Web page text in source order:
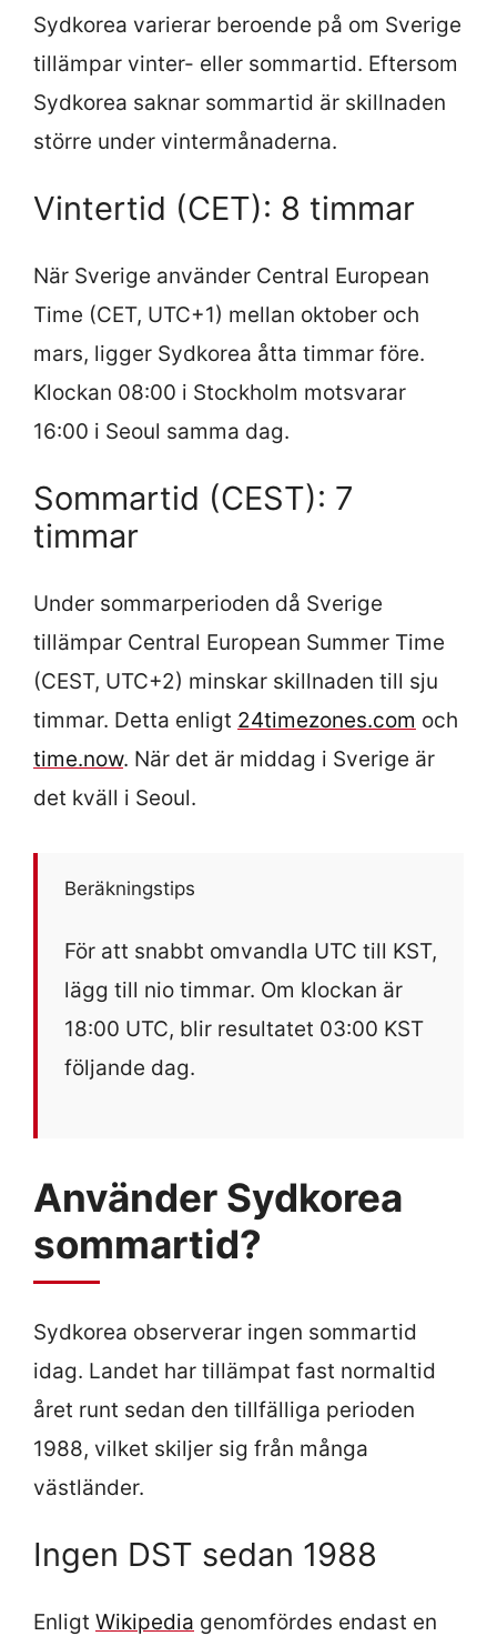
Sydkorea varierar beroende på om Sverige
tillämpar vinter- eller sommartid. Eftersom
Sydkorea saknar sommartid är skillnaden
större under vintermånaderna.
Vintertid (CET): 8 timmar
När Sverige använder Central European
Time (CET, UTC+1) mellan oktober och
mars, ligger Sydkorea åtta timmar före.
Klockan 08:00 i Stockholm motsvarar
16:00 i Seoul samma dag.
Sommartid (CEST): 7
timmar
Under sommarperioden då Sverige
tillämpar Central European Summer Time
(CEST, UTC+2) minskar skillnaden till sju
timmar. Detta enligt 24timezones.com och
time.now. När det är middag i Sverige är
det kväll i Seoul.
Beräkningstips
För att snabbt omvandla UTC till KST,
lägg till nio timmar. Om klockan är
18:00 UTC, blir resultatet 03:00 KST
följande dag.
Använder Sydkorea
sommartid?
Sydkorea observerar ingen sommartid
idag. Landet har tillämpat fast normaltid
året runt sedan den tillfälliga perioden
1988, vilket skiljer sig från många
västländer.
Ingen DST sedan 1988
Enligt Wikipedia genomfördes endast en